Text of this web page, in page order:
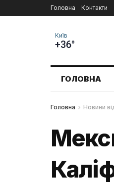
Головна Контакти
Київ
+36°
ГОЛОВНА
Головна Новини